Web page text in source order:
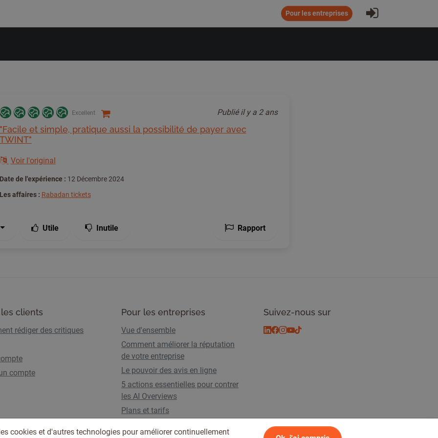
Pour les entreprises S'inscrire
Excellent Publiéil y a 2 ans
"Facile et simple, pratique aussi la possibilité de payer avec
TWINT"
Voir l'original
Date de l'expérience : 12 Décembre 2024
Les affaires : Rabadan tickets
Utile Inutile Rapport
clients
rédiger des critiques
compte
Pour les entreprises
Vue d'ensemble
Comment améliorer la réputation
de votre entreprise
Le pouvoir des avis en ligne
5 actions essentielles pour contrer
les AI Overviews
Plans et tarifs
Suivez-nous sur
cookies et d'autres technologies pour améliorer continuellement